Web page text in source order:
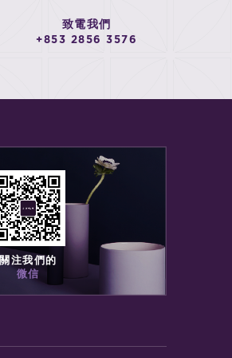
致電我們
+853 2856 3576
關注我們的
微信